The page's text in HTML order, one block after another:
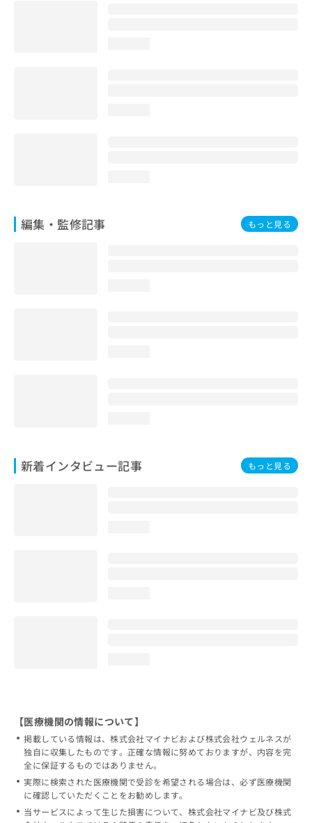
編集・監修記事 もっと見る
新着インタビュー記事 もっと見る
【医療機関の情報について】
掲載している情報は、株式会社マイナビおよび株式会社ウェルネスが
独自に収集したものです。正確な情報に努めておりますが、内容を完
全に保証するものではありません。
実際に検索された医療機関で受診を希望される場合は、必ず医療機関
に確認していただくことをお勧めします。
当サービスによって生じた損害について、株式会社マイナビ及び株式